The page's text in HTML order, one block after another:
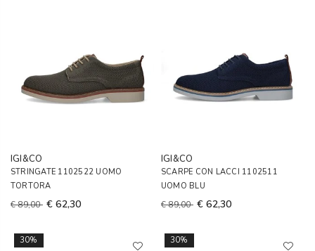
IGI&CO
STRINGATE 1102522 UOMO
TORTORA
€ 89,00 € 62,30
IGI&CO
SCARPE CON LACCI 1102511
UOMO BLU
€ 89,00 € 62,30
30% 30%